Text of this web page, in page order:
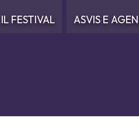
IL FESTIVAL ASVIS E